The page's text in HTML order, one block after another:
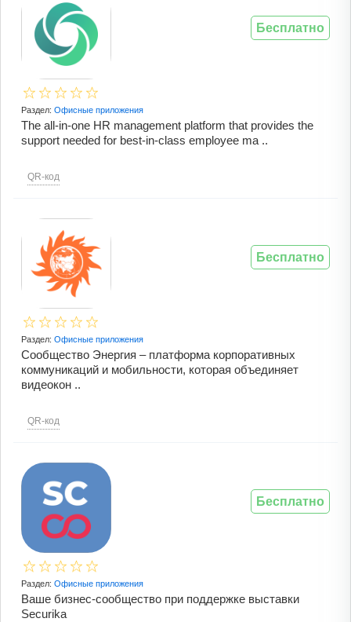
Раздел: Офисные приложения
The all-in-one HR management platform that provides the
support needed for best-in-class employee ma ..
QR-код
Бесплатно
Раздел: Офисные приложения
Сообщество Энергия – платформа корпоративных
коммуникаций и мобильности, которая объединяет
видеокон ..
QR-код
Бесплатно
Раздел: Офисные приложения
Ваше бизнес-сообщество при поддержке выставки
Securika
Бесплатно